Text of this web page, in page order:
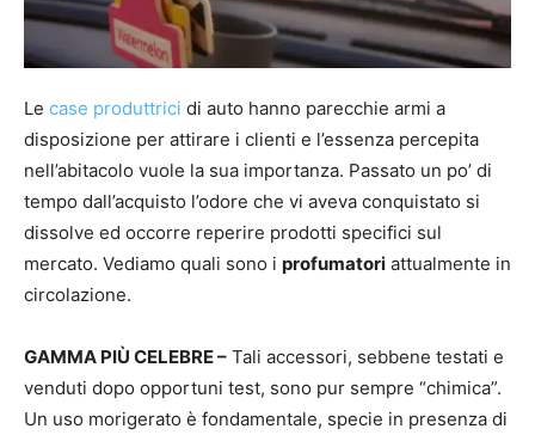
Le case produttrici di auto hanno parecchie armi a
disposizione per attirare i clienti e l’essenza percepita
nell’abitacolo vuole la sua importanza. Passato un po’ di
tempo dall’acquisto l’odore che vi aveva conquistato si
dissolve ed occorre reperire prodotti specifici sul
mercato. Vediamo quali sono i profumatori attualmente in
circolazione.
GAMMA PIÙ CELEBRE – Tali accessori, sebbene testati e
venduti dopo opportuni test, sono pur sempre “chimica”.
Un uso morigerato è fondamentale, specie in presenza di